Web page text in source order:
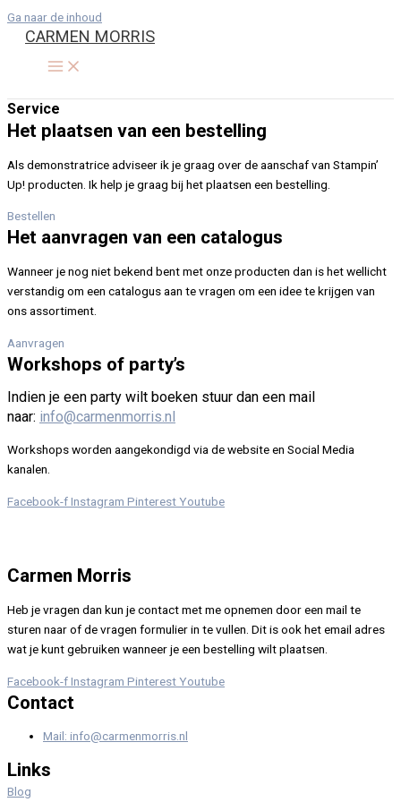
Ga naar de inhoud
CARMEN MORRIS
Service
Het plaatsen van een bestelling
Als demonstratrice adviseer ik je graag over de aanschaf van Stampin’
Up! producten. Ik help je graag bij het plaatsen een bestelling.
Bestellen
Het aanvragen van een catalogus
Wanneer je nog niet bekend bent met onze producten dan is het wellicht
verstandig om een catalogus aan te vragen om een idee te krijgen van
ons assortiment.
Aanvragen
Workshops of party’s
Indien je een party wilt boeken stuur dan een mail
naar: info@carmenmorris.nl
Workshops worden aangekondigd via de website en Social Media
kanalen.
Facebook-fInstagram PinterestYoutube
Carmen Morris
Heb je vragen dan kun je contact met me opnemen door een mail te
sturen naar of de vragen formulier in te vullen. Dit is ook het email adres
wat je kunt gebruiken wanneer je een bestelling wilt plaatsen.
Facebook-fInstagram PinterestYoutube
Contact
Mail: info@carmenmorris.nl
Links
Blog